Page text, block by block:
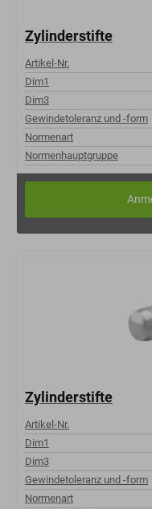
Zylinderstifte
Artikel-Nr.
Dim1
Dim3
Gewindetoleranz und -form
Normenart
Normenhauptgruppe
Zylinderstifte
Artikel-Nr.
Dim1
Dim3
Gewindetoleranz und -form
Normenart